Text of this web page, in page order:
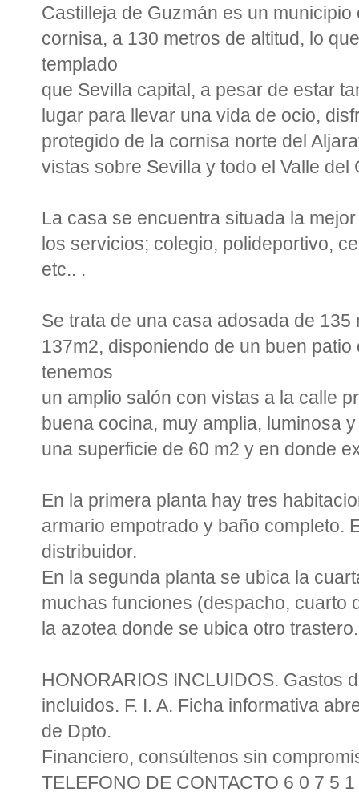
Castilleja de Guzmán es un
cornisa, a 130 metros de altitud, lo
templado
que Sevilla capital, a pesar de estar
lugar para llevar una vida de ocio,
protegido de la cornisa norte del
vistas sobre Sevilla y todo el Valle del
La casa se encuentra situada la
los servicios; colegio, polideportivo,
etc.. .
Se trata de una casa adosada de
137m2, disponiendo de un buen
tenemos
un amplio salón con vistas a la calle
buena cocina, muy amplia, luminosa
una superficie de 60 m2 y en donde
En la primera planta hay tres
armario empotrado y baño completo.
distribuidor.
En la segunda planta se ubica la
muchas funciones (despacho, cuarto
la azotea donde se ubica otro trastero.
HONORARIOS INCLUIDOS. Gastos
incluidos. F. I. A. Ficha informativa
de Dpto.
Financiero, consúltenos sin
TELEFONO DE CONTACTO 6 0 7 5